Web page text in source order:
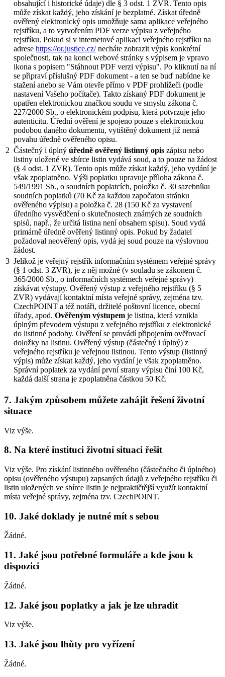
obsahující i historické údaje) dle § 3 odst. 1 ZVR. Tento opis
může získat každý, jeho získání je bezplatné. Získat úředně
ověřený elektronický opis umožňuje sama aplikace veřejného
rejstříku, a to vytvořením PDF verze výpisu z veřejného
rejstříku. Pokud si v internetové aplikaci veřejného rejstříku na
adrese https://or.justice.cz/necháte zobrazit výpis konkrétní
společnosti, tak na konci webové stránky s výpisem je vpravo
ikona s popisem "Stáhnout PDF verzi výpisu". Po kliknutí na ní
se připraví příslušný PDF dokument - a ten se buď nabídne ke
stažení anebo se Vám otevře přímo v PDF prohlížeči (podle
nastavení Vašeho počítače). Takto získaný PDF dokument je
opatřen elektronickou značkou soudu ve smyslu zákona č.
227/2000 Sb., o elektronickém podpisu, která potvrzuje jeho
autenticitu. Úřední ověření je spojeno pouze s elektronickou
podobou daného dokumentu, vytištěný dokument již nemá
povahu úředně ověřeného opisu.
2 Částečný i úplný úředně ověřený listinný opis zápisu nebo
listiny uložené ve sbírce listin vydává soud, a to pouze na žádost
(§ 4 odst. 1 ZVR). Tento opis může získat každý, jeho vydání je
však zpoplatněno. Výši poplatku upravuje příloha zákona č.
549/1991 Sb., o soudních poplatcích, položka č. 30 sazebníku
soudních poplatků (70 Kč za každou započatou stránku
ověřeného výpisu) a položka č. 28 (150 Kč za vystavení
úředního vysvědčení o skutečnostech známých ze soudních
spisů, např., že určitá listina není obsahem spisu). Soud vydá
primárně úředně ověřený listinný opis. Pokud by žadatel
požadoval neověřený opis, vydá jej soud pouze na výslovnou
žádost.
3 Jelikož je veřejný rejstřík informačním systémem veřejné správy
(§ 1 odst. 3 ZVR), je z něj možné (v souladu se zákonem č.
365/2000 Sb., o informačních systémech veřejné správy)
získávat výstupy. Ověřený výstup z veřejného rejstříku (§ 5
ZVR) vydávají kontaktní místa veřejné správy, zejména tzv.
CzechPOINT a též notáři, držitelé poštovní licence, obecní
úřady, apod. Ověřeným výstupem je listina, která vznikla
úplným převodem výstupu z veřejného rejstříku z elektronické
do listinné podoby. Ověření se provádí připojením ověřovací
doložky na listinu. Ověřený výstup (částečný i úplný) z
veřejného rejstříku je veřejnou listinou. Tento výstup (listinný
výpis) může získat každý, jeho vydání je však zpoplatněno.
Správní poplatek za vydání první strany výpisu činí 100 Kč,
každá další strana je zpoplatněna částkou 50 Kč.
7. Jakým způsobem můžete zahájit řešení životní
situace
Viz výše.
8. Na které instituci životní situaci řešit
Viz výše. Pro získání listinného ověřeného (částečného či úplného)
opisu (ověřeného výstupu) zapsaných údajů z veřejného rejstříku či
listin uložených ve sbírce listin je nejpraktičtější využít kontaktní
místa veřejné správy, zejména tzv. CzechPOINT.
10. Jaké doklady je nutné mít s sebou
Žádné.
11. Jaké jsou potřebné formuláře a kde jsou k
dispozici
Žádné.
12. Jaké jsou poplatky a jak je lze uhradit
Viz výše.
13. Jaké jsou lhůty pro vyřízení
Žádné.